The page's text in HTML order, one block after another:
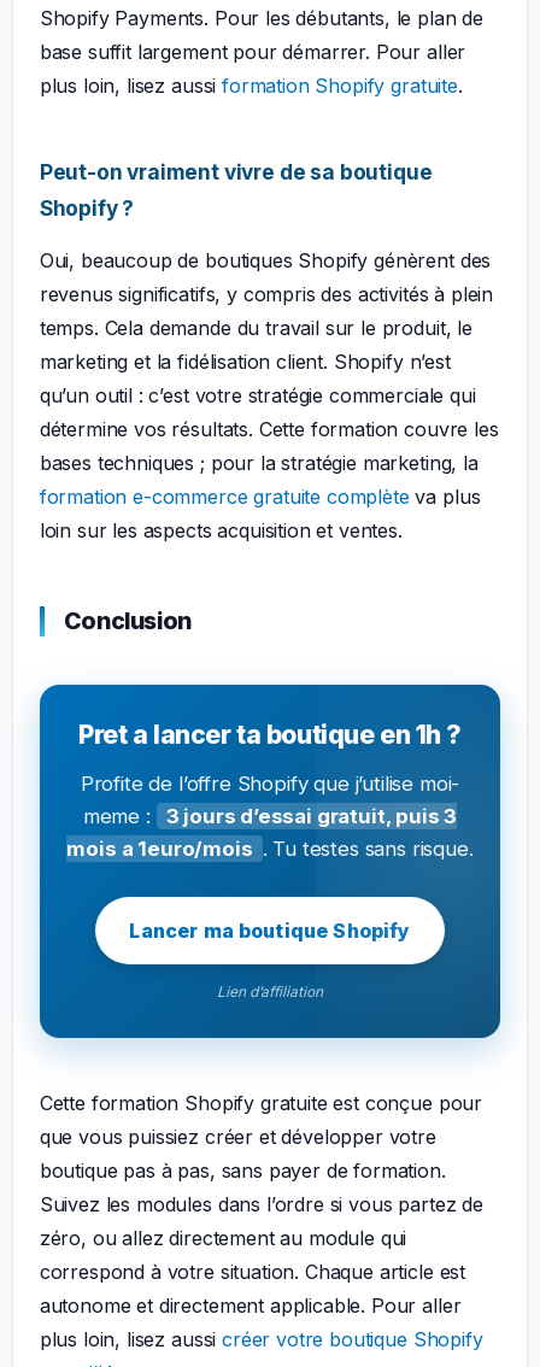
Shopify Payments. Pour les débutants, le plan de
base suffit largement pour démarrer. Pour aller
plus loin, lisez aussiformation Shopify gratuite.
Peut-on vraiment vivre de sa boutique
Shopify ?
Oui, beaucoup de boutiques Shopify génèrent des
revenus significatifs, y compris des activités à plein
temps. Cela demande du travail sur le produit, le
marketing et la fidélisation client. Shopify n’est
qu’un outil : c’est votre stratégie commerciale qui
détermine vos résultats. Cette formation couvre les
bases techniques ; pour la stratégie marketing, la
formation e-commerce gratuite complèteva plus
loin sur les aspects acquisition et ventes.
Conclusion
Pret a lancer ta boutique en 1h ?
Profite de l’offre Shopify que j’utilise moi-
meme :
3 jours d’essai gratuit, puis 3
mois a 1euro/mois . Tu testes sans risque.
Lancer ma boutique Shopify
Lien d’affiliation
Cette formation Shopify gratuite est conçue pour
que vous puissiez créer et développer votre
boutique pas à pas, sans payer de formation.
Suivez les modules dans l’ordre si vous partez de
zéro, ou allez directement au module qui
correspond à votre situation. Chaque article est
autonome et directement applicable. Pour aller
plus loin, lisez aussicréer votre boutique Shopify